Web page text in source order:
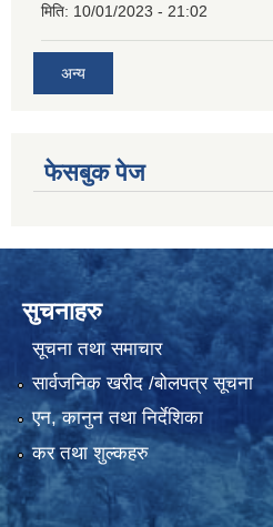
मिति: 10/01/2023 - 21:02
अन्य
फेसबुक पेज
सुचनाहरु
सूचना तथा समाचार
सार्वजनिक खरीद /बोलपत्र सूचना
एन, कानुन तथा निर्देशिका
कर तथा शुल्कहरु